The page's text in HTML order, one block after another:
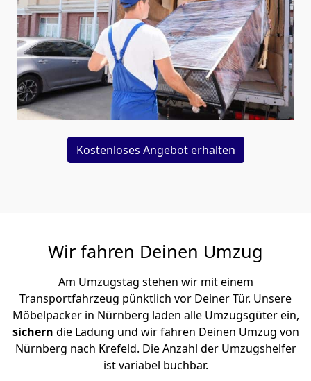
Kostenloses Angebot erhalten
Wir fahren Deinen Umzug
Am Umzugstag stehen wir mit einem
Transportfahrzeug pünktlich vor Deiner Tür. Unsere
Möbelpacker in Nürnberg laden alle Umzugsgüter ein,
sichern die Ladung und wir fahren Deinen Umzug von
Nürnberg nach Krefeld. Die Anzahl der Umzugshelfer
ist variabel buchbar.